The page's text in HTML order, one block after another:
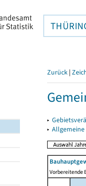
Zurück |
▸
▸
Vorbereitende